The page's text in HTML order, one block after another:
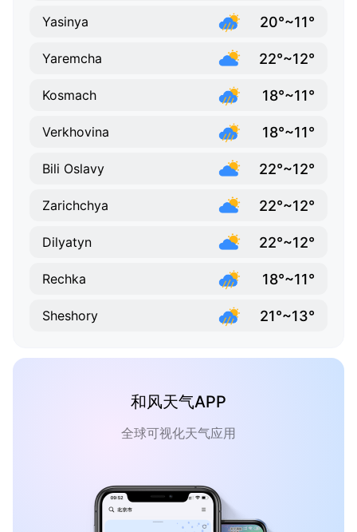
Yasinya 20°~11°
Yaremcha 22°~12°
Kosmach 18°~11°
Verkhovina 18°~11°
Bili Oslavy 22°~12°
Zarichchya 22°~12°
Dilyatyn 22°~12°
Rechka 18°~11°
Sheshory 21°~13°
和风天气APP
全球可视化天气应用